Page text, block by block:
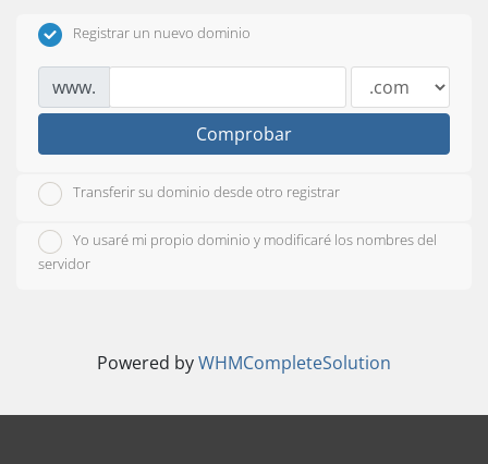
Registrar un nuevo dominio
www.
Comprobar
Transferir su dominio desde otro registrar
Yo usaré mi propio dominio y modificaré los nombres del
servidor
Powered byWHMCompleteSolution